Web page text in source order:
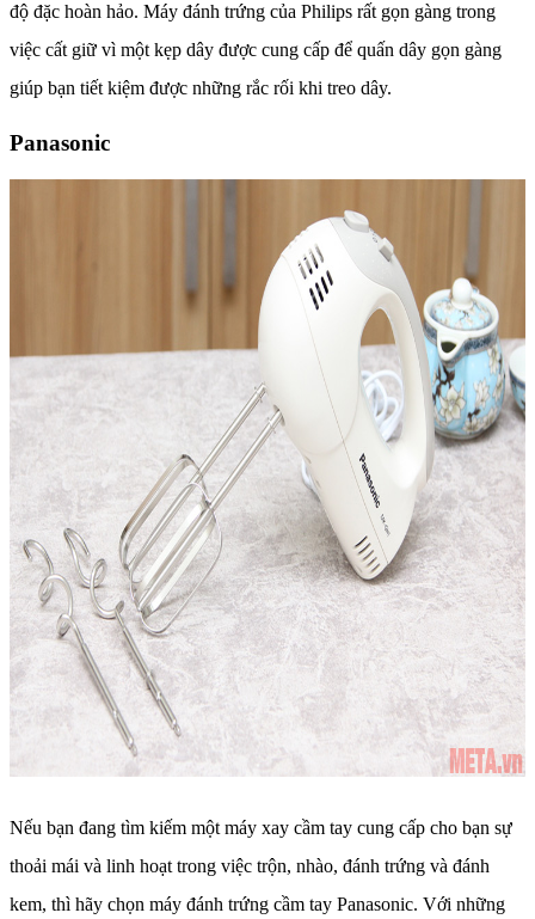
độ đặc hoàn hảo. Máy đánh trứng của Philips rất gọn gàng trong
việc cất giữ vì một kẹp dây được cung cấp để quấn dây gọn gàng
giúp bạn tiết kiệm được những rắc rối khi treo dây.
Panasonic
Nếu bạn đang tìm kiếm một máy xay cầm tay cung cấp cho bạn sự
thoải mái và linh hoạt trong việc trộn, nhào, đánh trứng và đánh
kem, thì hãy chọn máy đánh trứng cầm tay Panasonic. Với những